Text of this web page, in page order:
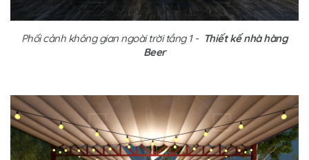
Phối cảnh không gian ngoài trời tầng 1 - Thiết kế nhà hàng
Beer